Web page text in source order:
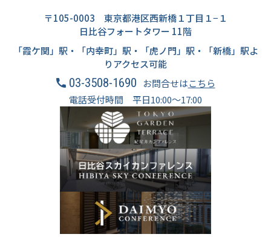
〒105-0003 東京都港区西新橋１丁目１−１
日比谷フォートタワー 11階
「霞ケ関」駅・「内幸町」駅・「虎ノ門」駅・「新橋」駅よ
りアクセス可能
03-3508-1690 お問合せはこちら
電話受付時間 平日10:00～17:00